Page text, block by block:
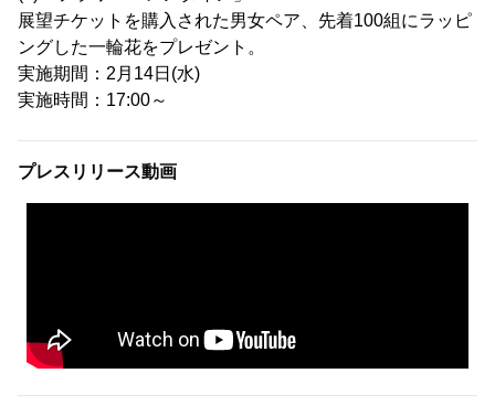
展望チケットを購入された男女ペア、先着100組にラッピ
ングした一輪花をプレゼント。
実施期間：2月14日(水)
実施時間：17:00～
プレスリリース動画